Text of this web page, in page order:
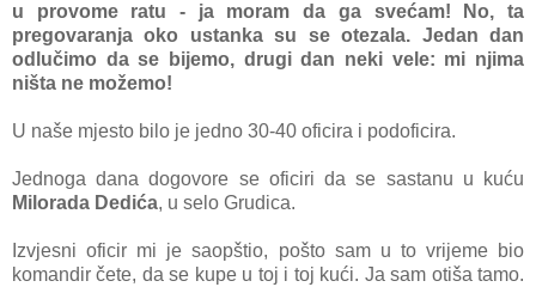
u provome ratu - ja moram da ga svećam! No, ta
pregovaranja oko ustanka su se otezala. Jedan dan
odlučimo da se bijemo, drugi dan neki vele: mi njima
ništa ne možemo!
U naše mjesto bilo je jedno 30-40 oficira i podoficira.
Jednoga dana dogovore se oficiri da se sastanu u kuću
Milorada Dedića, u selo Grudica.
Izvjesni oficir mi je saopštio, pošto sam u to vrijeme bio
komandir čete, da se kupe u toj i toj kući. Ja sam otiša tamo.